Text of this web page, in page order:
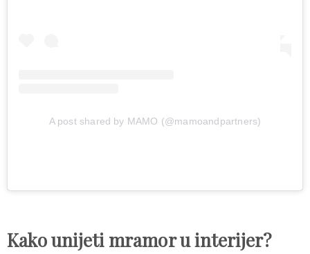
A post shared by MAMO (@mamoandpartners)
Kako unijeti mramor u interijer?